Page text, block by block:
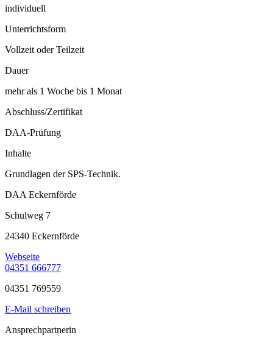
individuell
Unterrichtsform
Vollzeit oder Teilzeit
Dauer
mehr als 1 Woche bis 1 Monat
Abschluss/Zertifikat
DAA-Prüfung
Inhalte
Grundlagen der SPS-Technik.
DAA Eckernförde
Schulweg 7
24340 Eckernförde
Webseite
04351 666777
04351 769559
E-Mail schreiben
Ansprechpartnerin